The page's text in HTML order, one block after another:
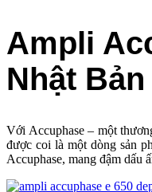
Ampli
Nhật Bản
Với Accuphase – một
được coi là một dòng sản
Accuphase, mang đậm dấu